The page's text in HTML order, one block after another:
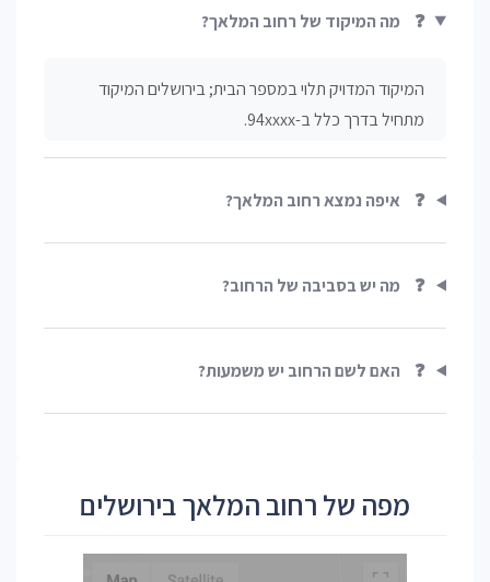
❓ מה המיקוד של רחוב המלאך?
המיקוד המדויק תלוי במספר הבית; בירושלים המיקוד
מתחיל בדרך כלל ב-94xxxx.
❓ איפה נמצא רחוב המלאך?
❓ מה יש בסביבה של הרחוב?
❓ האם לשם הרחוב יש משמעות?
מפה של רחוב המלאך בירושלים